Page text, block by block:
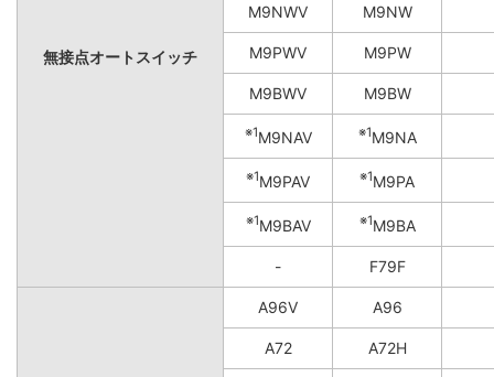
無接点オートスイッチ
M9NWV M9NW
M9PWV M9PW
M9BWV M9BW
※1M9NAV ※1M9NA
※1M9PAV ※1M9PA
※1M9BAV ※1M9BA
- F79F
A96V A96
A72 A72H